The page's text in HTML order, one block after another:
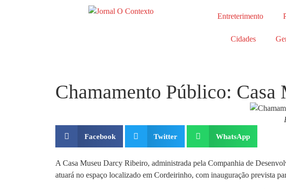
Entreterimento
Cidades
Chamamento Público:
Facebook Twitter WhatsApp
A Casa Museu Darcy Ribeiro, administrada pela Companhia de
atuará no espaço localizado em Cordeirinho, com inauguração prevista